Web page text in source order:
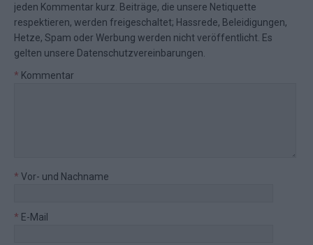
jeden Kommentar kurz. Beiträge, die unsere Netiquette
respektieren, werden freigeschaltet; Hassrede, Beleidigungen,
Hetze, Spam oder Werbung werden nicht veröffentlicht. Es
gelten unsere Datenschutzvereinbarungen
* Kommentar
* Vor- und Nachname
* E-Mail